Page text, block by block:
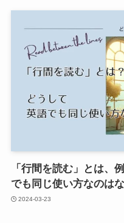
「行間を読む」とは、
でも同じ使い方なのは
2024-03-23